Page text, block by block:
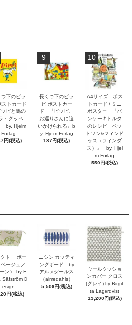
つ下のピッ
ストカード
ッピと馬の
・グッベ
by. Hjelm
Förlag
円(税込)
9
長くつ下のピッ
ピ ポストカー
ド 『ピッピ、
お巡りさんに追
いかけられる』b
y. Hjelm Förlag
187円(税込)
10
A4サイズ ポス
トカード / ミニ
ポスター 『パ
ンケーキトルタ
のレシピ ペッ
トソン&フィンド
ゥス（フィンダ
ス）』 by. Hjel
m Förlag
550円(税込)
クト ポー
ベージュ／
ン） by H
Säfström D
esign
円(税込)
ニシン カッティ
ングボード by
アルメダールス
（almedahls）
5,500円(税込)
ウールクッショ
ンカバー クロス
(グレイ) by Birgit
ta Lagerqvist
13,200円(税込)